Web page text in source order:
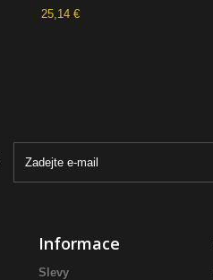
25,14 €
Informace
Slevy